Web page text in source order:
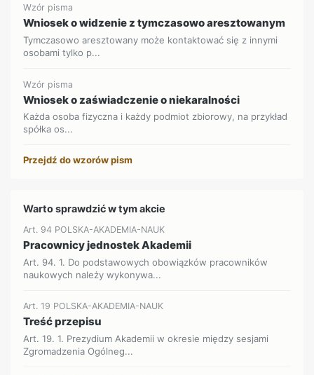
Wzór pisma
Wniosek o widzenie z tymczasowo aresztowanym
Tymczasowo aresztowany może kontaktować się z innymi
osobami tylko p...
Wzór pisma
Wniosek o zaświadczenie o niekaralności
Każda osoba fizyczna i każdy podmiot zbiorowy, na przykład
spółka os...
Przejdź do wzorów pism
Warto sprawdzić w tym akcie
Art. 94 POLSKA-AKADEMIA-NAUK
Pracownicy jednostek Akademii
Art. 94. 1. Do podstawowych obowiązków pracowników
naukowych należy wykonywa...
Art. 19 POLSKA-AKADEMIA-NAUK
Treść przepisu
Art. 19. 1. Prezydium Akademii w okresie między sesjami
Zgromadzenia Ogólneg...